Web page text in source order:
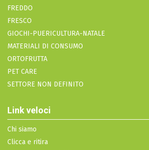
FREDDO
FRESCO
GIOCHI-PUERICULTURA-NATALE
MATERIALI DI CONSUMO
ORTOFRUTTA
PET CARE
SETTORE NON DEFINITO
Link veloci
Chi siamo
Clicca e ritira